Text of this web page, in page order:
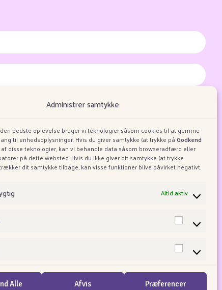
Administrer samtykke
bedste oplevelse bruger vi teknologier såsom cookies til at gemme
til enhedsoplysninger. Hvis du giver samtykke (at trykke påGodkend
disse teknologier, kan vi behandle data såsom browseradfærd eller
på dette websted. Hvis du ikke giver dit samtykke (at trykke
dit samtykke tilbage, kan visse funktioner blive påvirket negativt.
Altid aktiv
Alle Afvis Præferencer
og personvern.
Taffy Town
Allsweets